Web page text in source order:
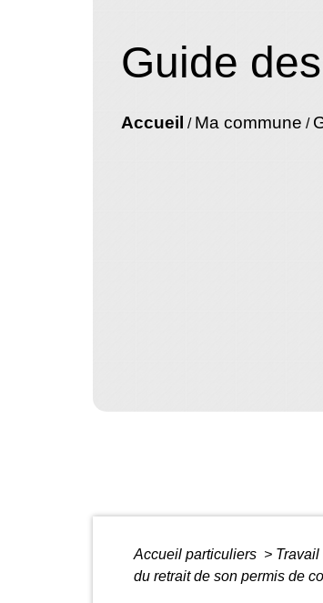
Guide
Accueil / Ma commune /
Accueil particuliers > Travail
du retrait de son permis de